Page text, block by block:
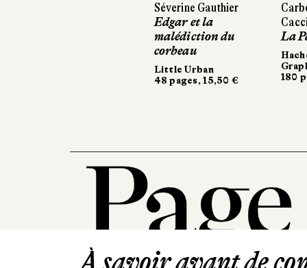
Séverine Gauthier
Edgar et la
malédiction du
corbeau
Little Urban
48 pages, 15,50 €
La
180